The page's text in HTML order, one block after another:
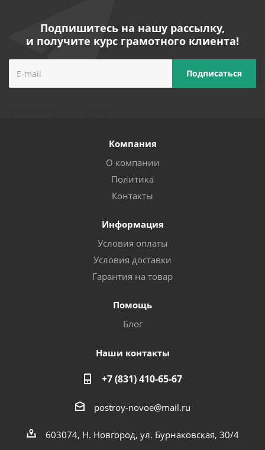
Подпишитесь на нашу рассылку,
и получите курс грамотного клиента!
Компания
О компании
Политика
Контакты
Информация
Условия оплаты
Условия доставки
Гарантия на товар
Помощь
Блог
Наши контакты
+7 (831) 410-65-67
postroy-novoe@mail.ru
603074, Н. Новгород, ул. Бурнаковская, 30/4